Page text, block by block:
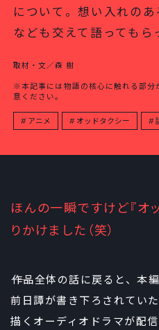
について。想い入れのあ
なども交えて語ってもら
取材・文／森 樹
※本記事には物語の核心に触れる部分
意ください。
アニメ オッドタクシー
ほんの一瞬ですけど『オ
りかけました（笑）
――作品全体の話に戻ると、
前日譚が書き下ろされてい
描くオーディオドラマが配